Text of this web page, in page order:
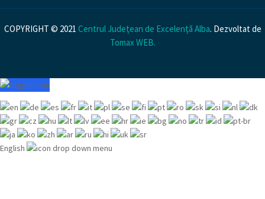
COPYRIGHT © 2021 Centrul Județean de Excelență Alba. Dezvoltat de
Tomax WEB.
English